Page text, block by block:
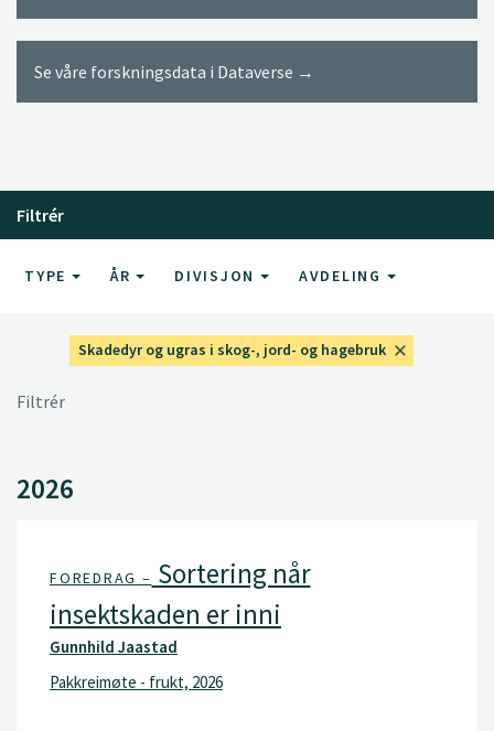
Se våre forskningsdata i Dataverse →
Filtrér
TYPE ÅR DIVISJON AVDELING
Skadedyr og ugras i skog-, jord- og hagebruk
Filtrér
2026
FOREDRAG – Sortering når
insektskaden er inni
Gunnhild Jaastad
Pakkreimøte - frukt, 2026